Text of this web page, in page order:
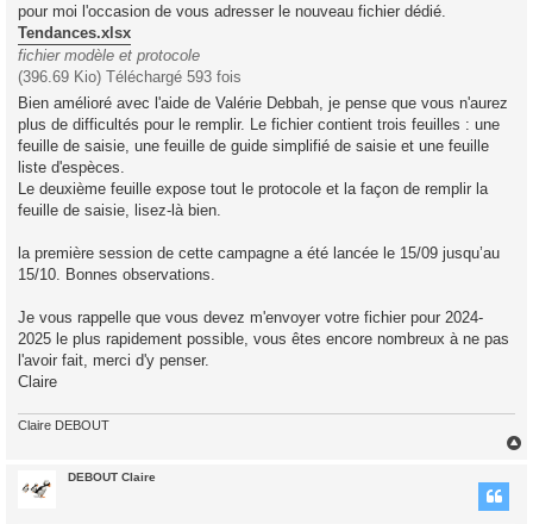
e
pour moi l'occasion de vous adresser le nouveau fichier dédié.
Tendances.xlsx
fichier modèle et protocole
(396.69 Kio) Téléchargé 593 fois
Bien amélioré avec l'aide de Valérie Debbah, je pense que vous n'aurez
plus de difficultés pour le remplir. Le fichier contient trois feuilles : une
feuille de saisie, une feuille de guide simplifié de saisie et une feuille
liste d'espèces.
Le deuxième feuille expose tout le protocole et la façon de remplir la
feuille de saisie, lisez-là bien.
la première session de cette campagne a été lancée le 15/09 jusqu’au
15/10. Bonnes observations.
Je vous rappelle que vous devez m'envoyer votre fichier pour 2024-
2025 le plus rapidement possible, vous êtes encore nombreux à ne pas
l'avoir fait, merci d'y penser.
Claire
Claire DEBOUT
DEBOUT Claire